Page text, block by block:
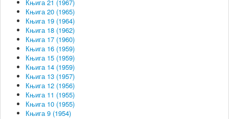
Књига 21 (1967)
Књига 20 (1965)
Књига 19 (1964)
Књига 18 (1962)
Књига 17 (1960)
Књига 16 (1959)
Књига 15 (1959)
Књига 14 (1959)
Књига 13 (1957)
Књига 12 (1956)
Књига 11 (1955)
Књига 10 (1955)
Књига 9 (1954)